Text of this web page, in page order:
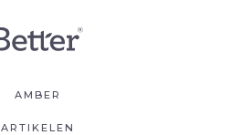
AMBER
ARTIKELEN